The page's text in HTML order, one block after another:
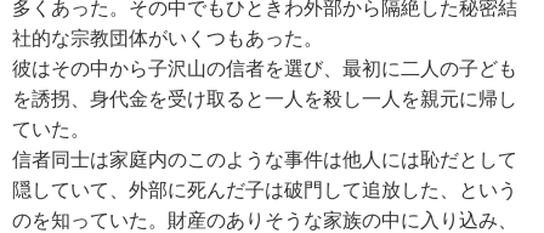
多くあった。その中でもひときわ外部から隔絶した秘密結
社的な宗教団体がいくつもあった。
彼はその中から子沢山の信者を選び、最初に二人の子ども
を誘拐、身代金を受け取ると一人を殺し一人を親元に帰し
ていた。
信者同士は家庭内のこのような事件は他人には恥だとして
隠していて、外部に死んだ子は破門して追放した、という
のを知っていた。財産のありそうな家族の中に入り込み、